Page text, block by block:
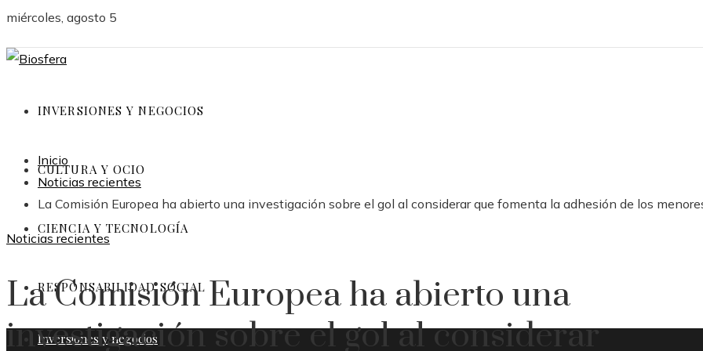
miércoles, agosto 5
INVERSIONES Y NEGOCIOS
CULTURA Y OCIO
CIENCIA Y TECNOLOGÍA
RESPONSABILIDAD SOCIAL
Inversiones y negocios
Inicio
Noticias recientes
La Comisión Europea ha abierto una investigación sobre el gol al considerar que fomenta la adhesión de los
Noticias recientes
La Comisión Europea ha abierto una
investigación sobre el gol al considerar